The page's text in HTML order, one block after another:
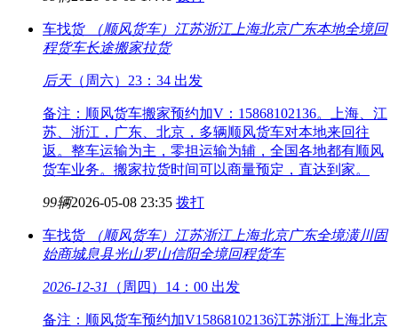
车找货 （顺风货车）江苏浙江上海北京广东本地全境回
程货车长途搬家拉货
后天（周六）23：34 出发
备注：顺风货车搬家预约加V：15868102136。上海、江
苏、浙江，广东、北京，多辆顺风货车对本地来回往
返。整车运输为主，零担运输为辅，全国各地都有顺风
货车业务。搬家拉货时间可以商量预定，直达到家。
99辆2026-05-08 23:35 拨打
车找货 （顺风货车）江苏浙江上海北京广东全境潢川固
始商城息县光山罗山信阳全境回程货车
2026-12-31 （周四）14：00 出发
备注：顺风货车预约加V15868102136江苏浙江上海北京